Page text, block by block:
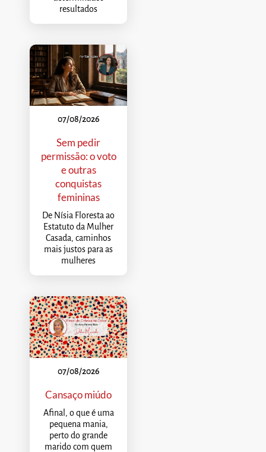
resultados
07/08/2026
Sem pedir
permissão: o voto
e outras
conquistas
femininas
De Nísia Floresta ao
Estatuto da Mulher
Casada, caminhos
mais justos para as
mulheres
07/08/2026
Cansaço miúdo
Afinal, o que é uma
pequena mania,
perto do grande
marido com quem